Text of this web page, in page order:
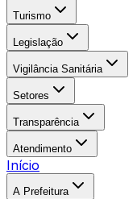
Turismo
Legislação
Vigilância Sanitária
Setores
Transparência
Atendimento
Início
A Prefeitura